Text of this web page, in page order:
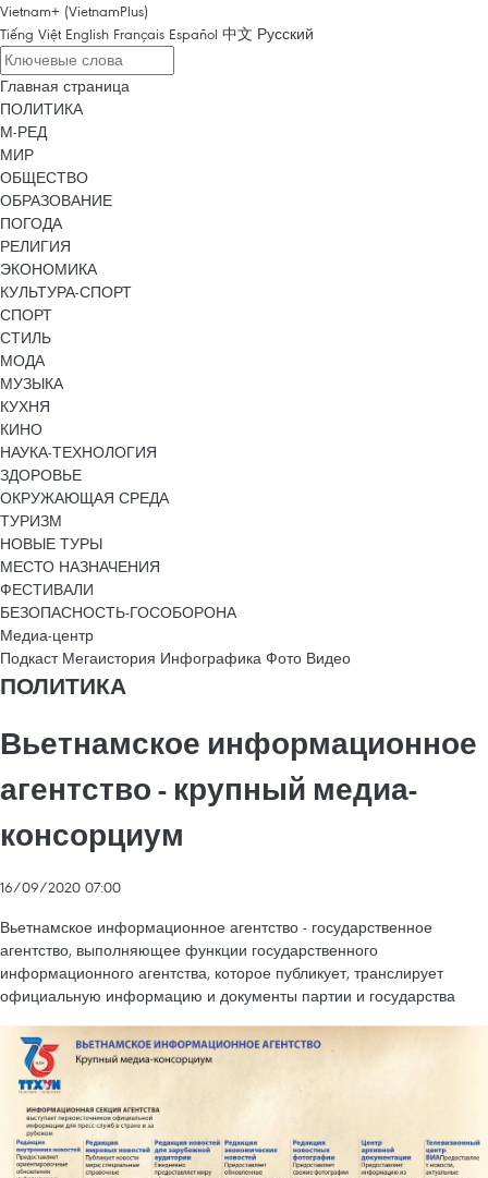
Vietnam+ (VietnamPlus)
Tiếng Việt English Français Español 中文 Русский
Главная страница
ПОЛИТИКА
М-РЕД
МИР
ОБЩЕСТВО
ОБРАЗОВАНИЕ
ПОГОДА
РЕЛИГИЯ
ЭКОНОМИКА
КУЛЬТУРА-СПОРТ
СПОРТ
СТИЛЬ
МОДА
МУЗЫКА
КУХНЯ
КИНО
НАУКА-ТЕХНОЛОГИЯ
ЗДОРОВЬЕ
ОКРУЖАЮЩАЯ СРЕДА
ТУРИЗМ
НОВЫЕ ТУРЫ
МЕСТО НАЗНАЧЕНИЯ
ФЕСТИВАЛИ
БЕЗОПАСНОСТЬ-ГОСОБОРОНА
Медиа-центр
Подкаст Мегаистория Инфографика Фото Видео
ПОЛИТИКА
Вьетнамское информационное
агентство - крупный медиа-
консорциум
16/09/2020 07:00
Вьетнамское информационное агентство - государственное
агентство, выполняющее функции государственного
информационного агентства, которое публикует, транслирует
официальную информацию и документы партии и государства